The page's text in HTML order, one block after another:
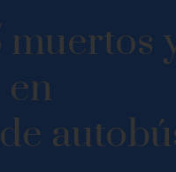
muertos
en